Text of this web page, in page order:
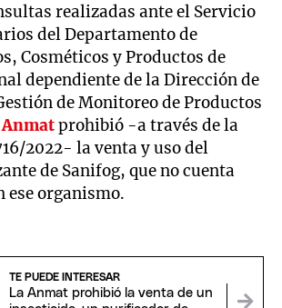
realizadas ante el Servicio
del Departamento de
Cosméticos y Productos de
dependiente de la Dirección de
de Monitoreo de Productos
Anmatprohibió -a través de la
2022- la venta y uso del
de Sanifog, que no cuenta
ese organismo.
TE PUEDE INTERESAR
La Anmat prohibió la venta de un